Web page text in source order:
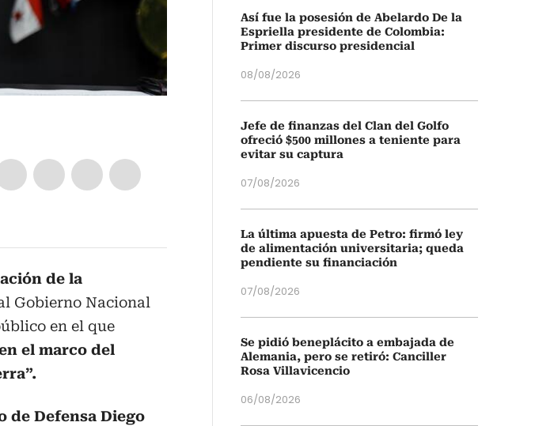
de la
Gobierno Nacional
en el que
el marco del
de Defensa Diego
Así fue la posesión de Abelardo De la
Espriella presidente de Colombia:
Primer discurso presidencial
08/08/2026
Jefe de finanzas del Clan del Golfo
ofreció $500 millones a teniente para
evitar su captura
07/08/2026
La última apuesta de Petro: firmó ley
de alimentación universitaria; queda
pendiente su financiación
07/08/2026
Se pidió beneplácito a embajada de
Alemania, pero se retiró: Canciller
Rosa Villavicencio
06/08/2026